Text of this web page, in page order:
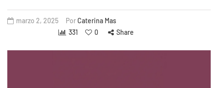
marzo 2, 2025 PorCaterina Mas
331
0 Share